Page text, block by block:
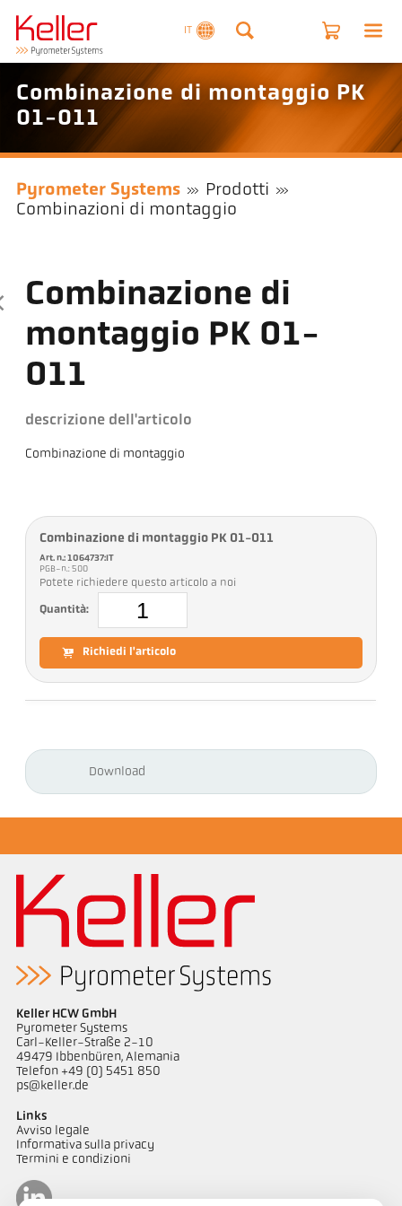
IT
Combinazione di montaggio PK
01-011
Pyrometer Systems
Prodotti
Combinazioni di montaggio
Combinazione di
montaggio PK 01-
011
descrizione dell'articolo
Combinazione di montaggio
Combinazione di montaggio PK 01-011
Art. n.: 1064737:IT
PGB-n.: 500
Potete richiedere questo articolo a noi
Quantità:
Richiedi l'articolo
Download
Keller HCW GmbH
Pyrometer Systems
Carl-Keller-Straße 2-10
49479 Ibbenbüren, Alemania
Telefon +49 (0) 5451 850
ps@keller.de
Links
Avviso legale
Informativa sulla privacy
Termini e condizioni